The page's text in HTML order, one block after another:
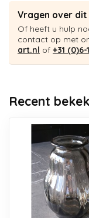
Vragen over
Of heeft u hulp
contact op met
art.nl of +31
Recent